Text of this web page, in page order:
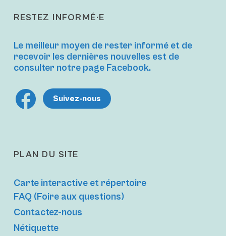
RESTEZ INFORMÉ·E
Le meilleur moyen de rester informé et de
recevoir les dernières nouvelles est de
consulter notre page Facebook.
Like
us
Suivez-nous
PLAN DU SITE
Carte interactive et répertoire
FAQ (Foire aux questions)
Contactez-nous
Nétiquette